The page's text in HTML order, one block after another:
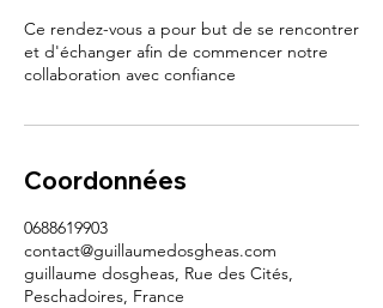
Ce rendez-vous a pour but de se rencontrer
et d'échanger afin de commencer notre
collaboration avec confiance
Coordonnées
0688619903
contact@guillaumedosgheas.com
guillaume dosgheas, Rue des Cités,
Peschadoires, France